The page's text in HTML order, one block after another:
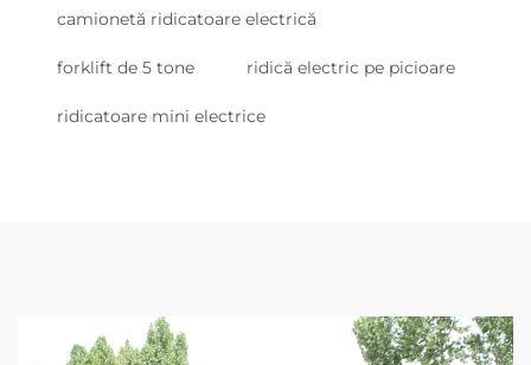
camionetă ridicatoare electrică
forklift de 5 tone ridică electric pe picioare
ridicatoare mini electrice